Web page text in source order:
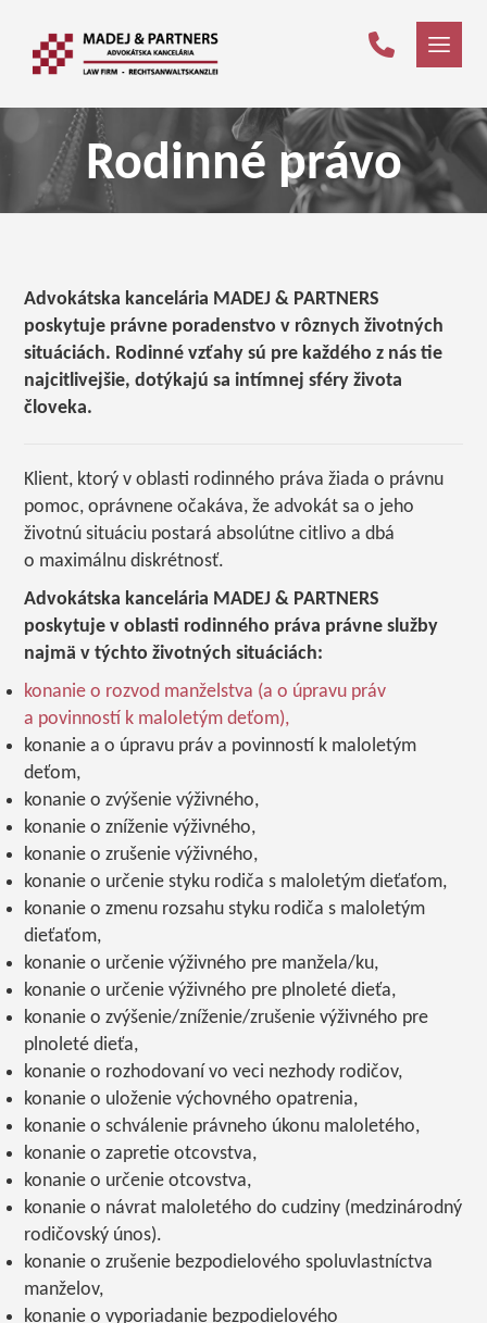
Rodinné právo
Advokátska kancelária MADEJ & PARTNERS
poskytuje právne poradenstvo v rôznych životných
situáciách. Rodinné vzťahy sú pre každého z nás tie
najcitlivejšie, dotýkajú sa intímnej sféry života
človeka.
Klient, ktorý v oblasti rodinného práva žiada o právnu
pomoc, oprávnene očakáva, že advokát sa o jeho
životnú situáciu postará absolútne citlivo a dbá
o maximálnu diskrétnosť.
Advokátska kancelária MADEJ & PARTNERS
poskytuje v oblasti rodinného práva právne služby
najmä v týchto životných situáciách:
konanie o rozvod manželstva (a o úpravu práv
a povinností k maloletým deťom),
konanie a o úpravu práv a povinností k maloletým
deťom,
konanie o zvýšenie výživného,
konanie o zníženie výživného,
konanie o zrušenie výživného,
konanie o určenie styku rodiča s maloletým dieťaťom,
konanie o zmenu rozsahu styku rodiča s maloletým
dieťaťom,
konanie o určenie výživného pre manžela/ku,
konanie o určenie výživného pre plnoleté dieťa,
konanie o zvýšenie/zníženie/zrušenie výživného pre
plnoleté dieťa,
konanie o rozhodovaní vo veci nezhody rodičov,
konanie o uloženie výchovného opatrenia,
konanie o schválenie právneho úkonu maloletého,
konanie o zapretie otcovstva,
konanie o určenie otcovstva,
konanie o návrat maloletého do cudziny (medzinárodný
rodičovský únos).
konanie o zrušenie bezpodielového spoluvlastníctva
manželov,
konanie o vyporiadanie bezpodielového